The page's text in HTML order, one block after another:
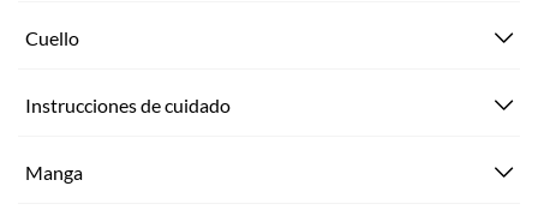
Cuello
Instrucciones de cuidado
Manga